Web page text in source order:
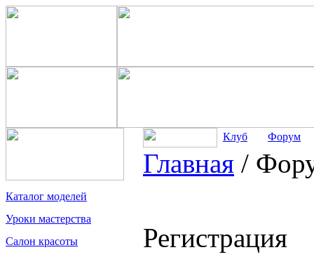
Каталог моделей
Уроки мастерства
Салон красоты
Клуб Форум
Главная /
Регистрация